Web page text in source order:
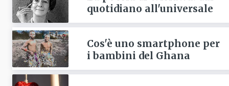
quotidiano all'universale
Cos'è uno smartphone per
i bambini del Ghana